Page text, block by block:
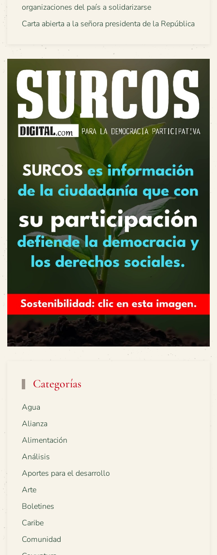
organizaciones del país a solidarizarse
Carta abierta a la señora presidenta de la República
Categorías
Agua
Alianza
Alimentación
Análisis
Aportes para el desarrollo
Arte
Boletines
Caribe
Comunidad